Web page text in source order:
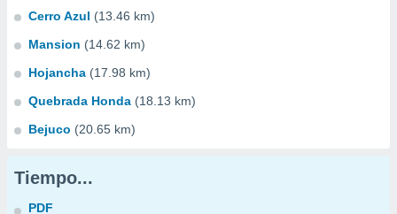
Cerro Azul (13.46 km)
Mansion (14.62 km)
Hojancha (17.98 km)
Quebrada Honda (18.13 km)
Bejuco (20.65 km)
Tiempo...
PDF